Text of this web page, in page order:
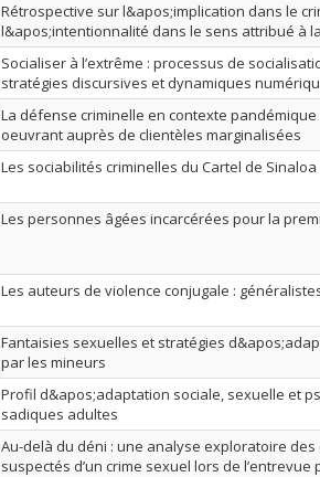
Rétrospective sur l&apos;implication dans le
l&apos;intentionnalité dans le sens attribué à
Socialiser à l’extrême : processus de
stratégies discursives et dynamiques
La défense criminelle en contexte
oeuvrant auprès de clientèles marginalisées
Les sociabilités criminelles du Cartel de Sinaloa
Les personnes âgées incarcérées pour la
Les auteurs de violence conjugale :
Fantaisies sexuelles et stratégies
par les mineurs
Profil d&apos;adaptation sociale, sexuelle et
sadiques adultes
Au-delà du déni : une analyse exploratoire
suspectés d’un crime sexuel lors de l’entrevue